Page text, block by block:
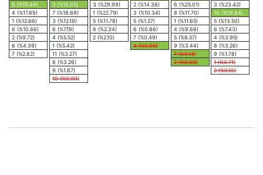
5 (%19.49)
4 (%17.89)
1 (%12.66)
6 (%10.66)
2 (%9.72)
8 (%4.39)
7 (%2.82)
2 (%19.05)
7 (%18.69)
3 (%12.19)
6 (%7.19)
4 (%5.52)
1 (%5.42)
11 (%3.27)
8 (%3.26)
9 (%1.87)
10 (%0.00)
3 (%29.99)
1 (%22.79)
5 (%11.78)
6 (%2.34)
2 (%2.10)
2 (%14.38)
3 (%10.34)
5 (%1.27)
6 (%0.86)
7 (%0.49)
4 (%0.00)
6 (%25.01)
8 (%11.70)
1 (%11.65)
4 (%9.68)
5 (%8.57)
9 (%3.44)
7 (%0.13)
2 (%0.00)
3 (%23.42)
10 (%19.84)
5 (%13.50)
6 (%7.43)
4 (%3.95)
8 (%3.26)
9 (%1.78)
1 (%0.71)
2 (%0.10)